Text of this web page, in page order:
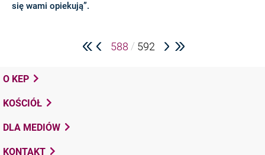
się wami opiekują”.
588 / 592
O KEP
KOŚCIÓŁ
DLA MEDIÓW
KONTAKT